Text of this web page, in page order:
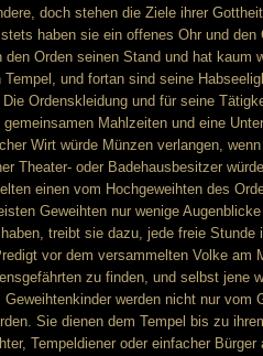
doch stehen die Ziele ihrer
haben sie ein offenes Ohr und den
Orden seinen Stand und hat kaum
und fortan sind seine
Ordenskleidung und für seine
Mahlzeiten und eine
Wirt würde Münzen verlangen,
Theater- oder Badehausbesitzer
einen vom Hochgeweihten des
Geweihten nur wenige
treibt sie dazu, jede freie Stunde
vor dem versammelten Volke am
zu finden, und selbst jene
werden nicht nur vom
Sie dienen dem Tempel bis zu
Tempeldiener oder einfacher Bürger